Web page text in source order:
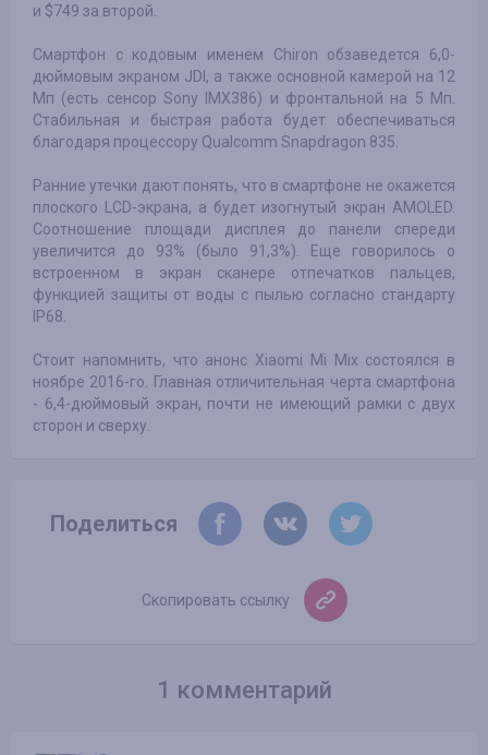
и $749 за второй.
Смартфон с кодовым именем Chiron обзаведется 6,0-
дюймовым экраном JDI, а также основной камерой на 12
Мп (есть сенсор Sony IMX386) и фронтальной на 5 Мп.
Стабильная и быстрая работа будет обеспечиваться
благодаря процессору Qualcomm Snapdragon 835.
Ранние утечки дают понять, что в смартфоне не окажется
плоского LCD-экрана, а будет изогнутый экран AMOLED.
Соотношение площади дисплея до панели спереди
увеличится до 93% (было 91,3%). Еще говорилось о
встроенном в экран сканере отпечатков пальцев,
функцией защиты от воды с пылью согласно стандарту
IP68.
Стоит напомнить, что анонс Xiaomi Mi Mix состоялся в
ноябре 2016-го. Главная отличительная черта смартфона
- 6,4-дюймовый экран, почти не имеющий рамки с двух
сторон и сверху.
Поделиться
Скопировать ссылку
1 комментарий